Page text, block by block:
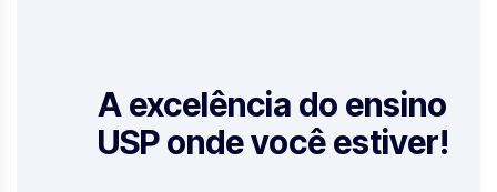
A excelência do ensino
USP onde você estiver!